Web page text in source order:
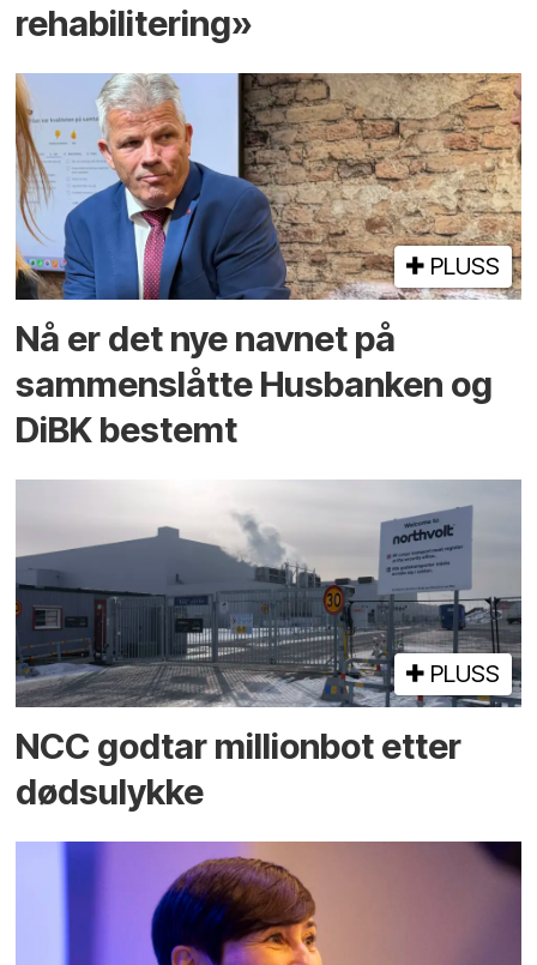
rehabilitering»
PLUSS
Nå er det nye navnet på
sammenslåtte Husbanken og
DiBK bestemt
PLUSS
NCC godtar millionbot etter
dødsulykke